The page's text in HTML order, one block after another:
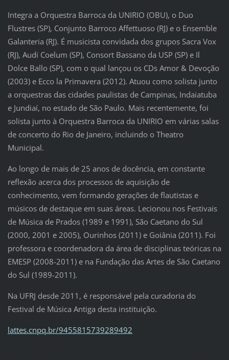
Integra a Orquestra Barroca da UNIRIO (OBU), o Duo
Flustres (SP), Conjunto Barroco Affettuoso (RJ) e o Ensemble
Galanteria (RJ). É musicista convidada dos grupos Sacra Vox
(RJ), Audi Coelum (SP), Consort Bassano da USP (SP) e Il
Dolce Ballo (SP), com o qual lançou os CDs Amor & Devoção
(2003) e Ecco la Primavera (2012). Atuou como solista junto
a orquestras das cidades paulistas de Campinas, Indaiatuba
e Jundiaí, no estado de São Paulo. Mais recentemente, foi
solista junto à Orquestra Barroca da UNIRIO em várias salas
de concerto do Rio de Janeiro, incluindo o Theatro
Municipal.
Ao longo de mais de 25 anos de docência, em constante
reflexão acerca dos processos de aquisição de
conhecimento, vem formando gerações de flautistas e
músicos de destaque em suas áreas. Lecionou nos Festivais
de Música de Prados (1989 e 1991), São Caetano do Sul
(2000, 2001 e 2005), Ourinhos (2011) e Goiânia (2011). Foi
professora e coordenadora da área de disciplinas teóricas na
EMESP (2008-2011) e na Fundação das Artes de São Caetano
do Sul (1989-2011).
Na UFRJ desde 2011, é responsável pela curadoria do
Festival de Música Antiga desta instituição.
lattes.cnpq.br/9455815739289492